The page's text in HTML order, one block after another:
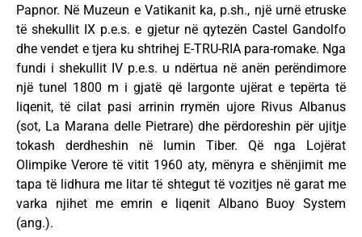
Papnor. Në Muzeun e Vatikanit ka, p.sh., një urnë etruske
të shekullit IX p.e.s. e gjetur në qytezën Castel Gandolfo
dhe vendet e tjera ku shtrihej E-TRU-RIA para-romake. Nga
fundi i shekullit IV p.e.s. u ndërtua në anën perëndimore
një tunel 1800 m i gjatë që largonte ujërat e tepërta të
liqenit, të cilat pasi arrinin rrymën ujore Rivus Albanus
(sot, La Marana delle Pietrare) dhe përdoreshin për ujitje
tokash derdheshin në lumin Tiber. Që nga Lojërat
Olimpike Verore të vitit 1960 aty, mënyra e shënjimit me
tapa të lidhura me litar të shtegut të vozitjes në garat me
varka njihet me emrin e liqenit Albano Buoy System
(ang.).